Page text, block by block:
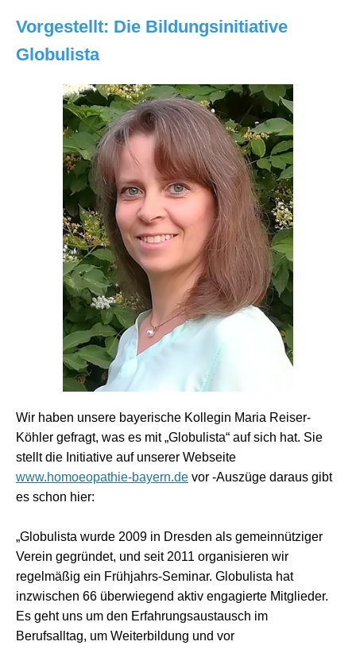
Vorgestellt: Die Bildungsinitiative
Globulista
Wir haben unsere bayerische Kollegin Maria Reiser-
Köhler gefragt, was es mit „Globulista“ auf sich hat. Sie
stellt die Initiative auf unserer Webseite
www.homoeopathie-bayern.de vor -Auszüge daraus gibt
es schon hier:
„Globulista wurde 2009 in Dresden als gemeinnütziger
Verein gegründet, und seit 2011 organisieren wir
regelmäßig ein Frühjahrs-Seminar. Globulista hat
inzwischen 66 überwiegend aktiv engagierte Mitglieder.
Es geht uns um den Erfahrungsaustausch im
Berufsalltag, um Weiterbildung und vor